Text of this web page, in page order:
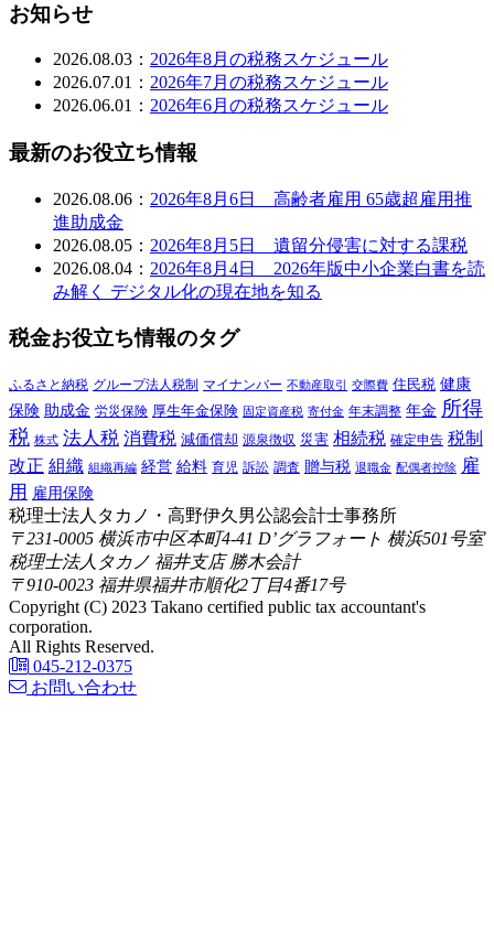
お知らせ
2026.08.03： 2026年8月の税務スケジュール
2026.07.01： 2026年7月の税務スケジュール
2026.06.01： 2026年6月の税務スケジュール
最新のお役立ち情報
2026.08.06： 2026年8月6日 高齢者雇用 65歳超雇用推
進助成金
2026.08.05： 2026年8月5日 遺留分侵害に対する課税
2026.08.04： 2026年8月4日 2026年版中小企業白書を読
み解く デジタル化の現在地を知る
税金お役立ち情報のタグ
ふるさと納税 グループ法人税制 マイナンバー 不動産取引 交際費 住民税 健康
保険 助成金 労災保険 厚生年金保険 固定資産税 寄付金 年末調整 年金 所得
税 株式 法人税 消費税 減価償却 源泉徴収 災害 相続税 確定申告 税制
改正 組織 組織再編 経営 給料 育児 訴訟 調査 贈与税 退職金 配偶者控除 雇
用 雇用保険
税理士法人タカノ・高野伊久男公認会計士事務所
〒231-0005 横浜市中区本町4-41 D’グラフォート 横浜501号室
税理士法人タカノ 福井支店 勝木会計
〒910-0023 福井県福井市順化2丁目4番17号
Copyright (C) 2023 Takano certified public tax accountant's
corporation.
All Rights Reserved.
045-212-0375
お問い合わせ